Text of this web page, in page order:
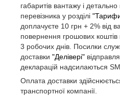
габаритів вантажу і
перевізника у розділі
доплачуєте 10 грн + 2% від
повернення грошових
3 робочих днів. Посилки
доставки "Делівері"
декларацій надсилаються
Оплата доставки
транспортної компанії.